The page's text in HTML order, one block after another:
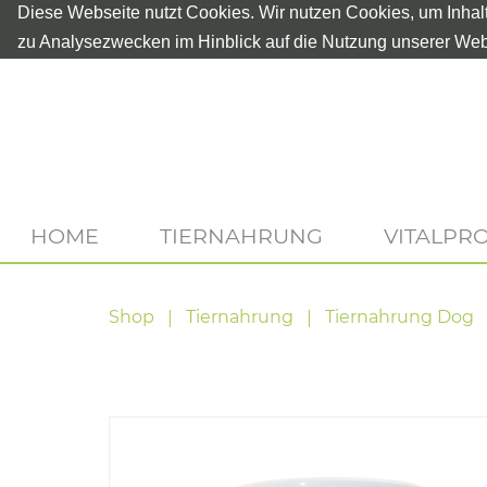
Diese Webseite nutzt Cookies. Wir nutzen Cookies, um
zu Analysezwecken im Hinblick auf die Nutzung unserer
HOME TIERNAHRUNG
Shop Tiernahrung Tiernahrung Dog